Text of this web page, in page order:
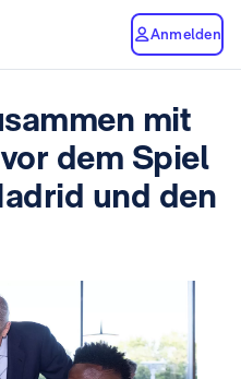
Anmelden
mit
dem Spiel
und den